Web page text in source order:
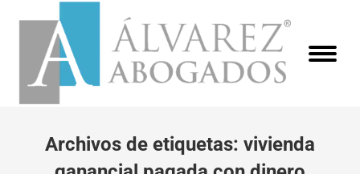
Archivos de etiquetas: vivienda